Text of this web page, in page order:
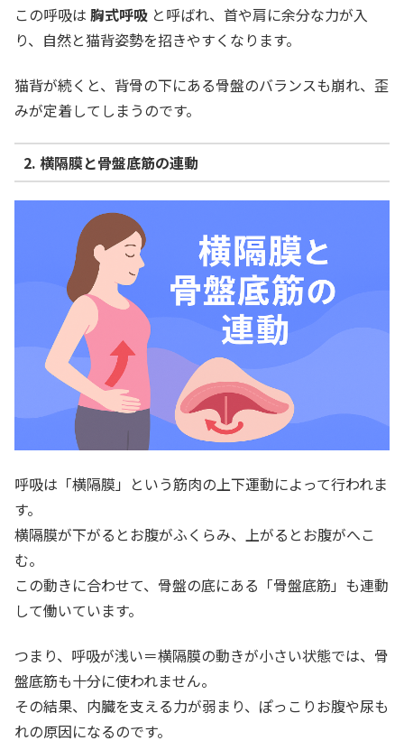
この呼吸は 胸式呼吸 と呼ばれ、首や肩に余分な力が入
り、自然と猫背姿勢を招きやすくなります。
猫背が続くと、背骨の下にある骨盤のバランスも崩れ、歪
みが定着してしまうのです。
2. 横隔膜と骨盤底筋の連動
呼吸は「横隔膜」という筋肉の上下運動によって行われま
す。
横隔膜が下がるとお腹がふくらみ、上がるとお腹がへこ
む。
この動きに合わせて、骨盤の底にある「骨盤底筋」も連動
して働いています。
つまり、呼吸が浅い＝横隔膜の動きが小さい状態では、骨
盤底筋も十分に使われません。
その結果、内臓を支える力が弱まり、ぽっこりお腹や尿も
れの原因になるのです。